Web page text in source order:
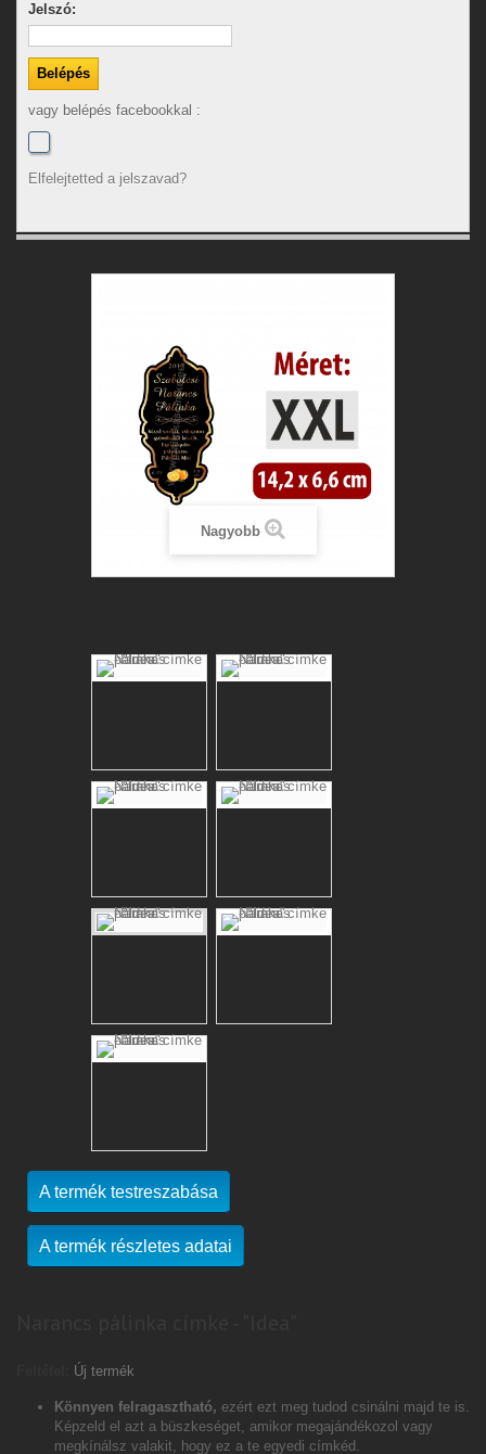
Jelszó:
vagy belépés facebookkal :
Elfelejtetted a jelszavad?
Nagyobb
A termék testreszabása
A termék részletes adatai
Új termék
Könnyen felragasztható, ezért ezt meg tudod csinálni majd te is.
Képzeld el azt a büszkeséget, amikor megajándékozol vagy
megkínálsz valakit, hogy ez a te egyedi címkéd.